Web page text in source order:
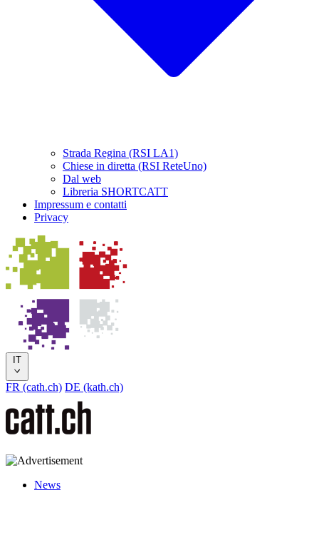
Strada Regina (RSI LA1)
Chiese in diretta (RSI ReteUno)
Dal web
Libreria SHORTCATT
Impressum e contatti
Privacy
IT
FR (cath.ch) DE (kath.ch)
News